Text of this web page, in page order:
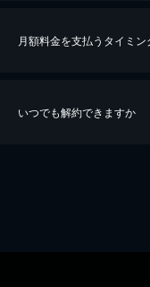
※40％ポイント還元の対象は、
iOSアプリのUコイン決済に
月額料金を支払うタイミン
いつでも解約できますか